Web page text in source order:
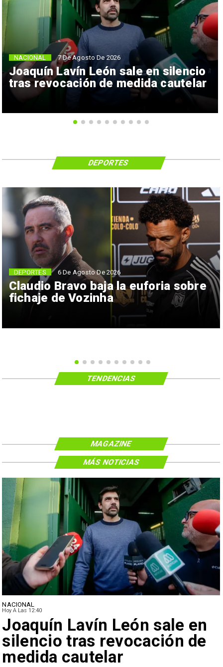
Joaquín Lavín León sale en silencio
tras revocación de medida cautelar
NACIONAL 7 De Agosto De 2026
Claudio Bravo baja la euforia sobre
fichaje de Vozinha
DEPORTES 6 De Agosto De 2026
DEPORTES
TENDENCIAS
MAGAZINE
NACIONAL
Hoy A Las 12:40
Joaquín Lavín León sale en
silencio tras revocación de
medida cautelar
MÁS NOTICIAS